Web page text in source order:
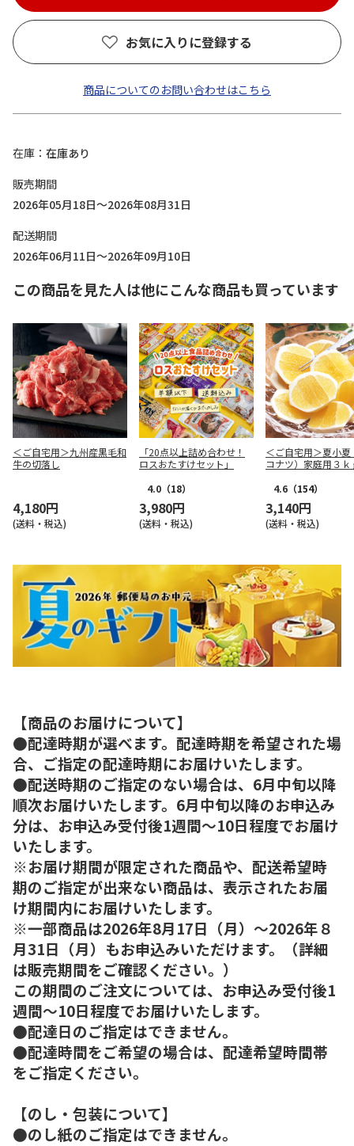
お気に入りに登録する
商品についてのお問い合わせはこちら
在庫
在庫あり
販売期間
2026年05月18日～2026年08月31日
配送期間
2026年06月11日～2026年09月10日
この商品を見た人は他にこんな商品も買っています
＜ご自宅用＞九州産黒毛和
牛の切落し
4,180円
(送料・税込)
「20点以上詰め合わせ！
ロスおたすけセット」
4.0 （18）
3,980円
(送料・税込)
＜ご自宅用＞夏小夏
コナツ）家庭用３ｋ
4.6 （154）
3,140円
(送料・税込)
【商品のお届けについて】
●配達時期が選べます。配達時期を希望された場
合、ご指定の配達時期にお届けいたします。
●配送時期のご指定のない場合は、6月中旬以降
順次お届けいたします。6月中旬以降のお申込み
分は、お申込み受付後1週間～10日程度でお届け
いたします。
※お届け期間が限定された商品や、配送希望時
期のご指定が出来ない商品は、表示されたお届
け期間内にお届けいたします。
※一部商品は2026年8月17日（月）～2026年８
月31日（月）もお申込みいただけます。（詳細
は販売期間をご確認ください。）
この期間のご注文については、お申込み受付後1
週間～10日程度でお届けいたします。
●配達日のご指定はできません。
●配達時間をご希望の場合は、配達希望時間帯
をご指定ください。
【のし・包装について】
●のし紙のご指定はできません。